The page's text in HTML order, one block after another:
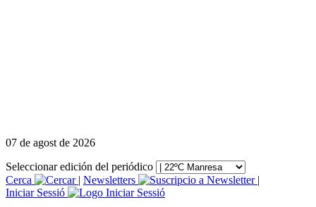
07 de agost de 2026
Seleccionar edición del periódico
Cerca
| Newsletters
|
Iniciar Sessió